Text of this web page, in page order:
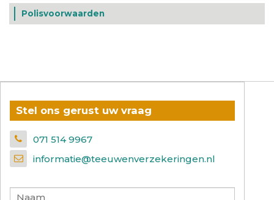
Polisvoorwaarden
Stel ons gerust uw vraag
071 514 9967
informatie@teeuwenverzekeringen.nl